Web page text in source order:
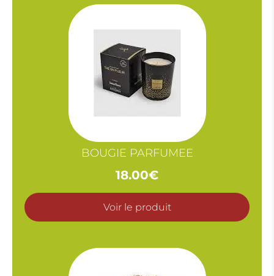
18.00€
BOUGIE PARFUMEE
18.00€
Voir le produit